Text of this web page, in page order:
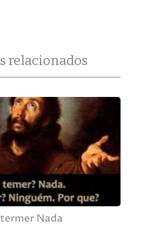
relacionados
Nada